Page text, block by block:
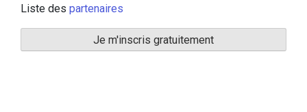
Liste des partenaires